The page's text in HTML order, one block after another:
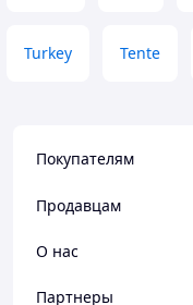
Turkey Tente
Покупателям
Продавцам
О нас
Партнеры